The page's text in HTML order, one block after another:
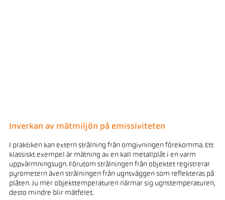
Inverkan av mätmiljön på emissiviteten
I praktiken kan extern strålning från omgivningen förekomma. Ett
klassiskt exempel är mätning av en kall metallplåt i en varm
uppvärmningsugn. Förutom strålningen från objektet registrerar
pyrometern även strålningen från ugnsväggen som reflekteras på
plåten. Ju mer objekttemperaturen närmar sig ugnstemperaturen,
desto mindre blir mätfelet.